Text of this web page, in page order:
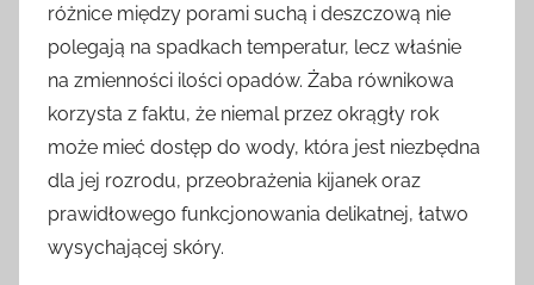
różnice między porami suchą i deszczową nie
polegają na spadkach temperatur, lecz właśnie
na zmienności ilości opadów. Żaba równikowa
korzysta z faktu, że niemal przez okrągły rok
może mieć dostęp do wody, która jest niezbędna
dla jej rozrodu, przeobrażenia kijanek oraz
prawidłowego funkcjonowania delikatnej, łatwo
wysychającej skóry.